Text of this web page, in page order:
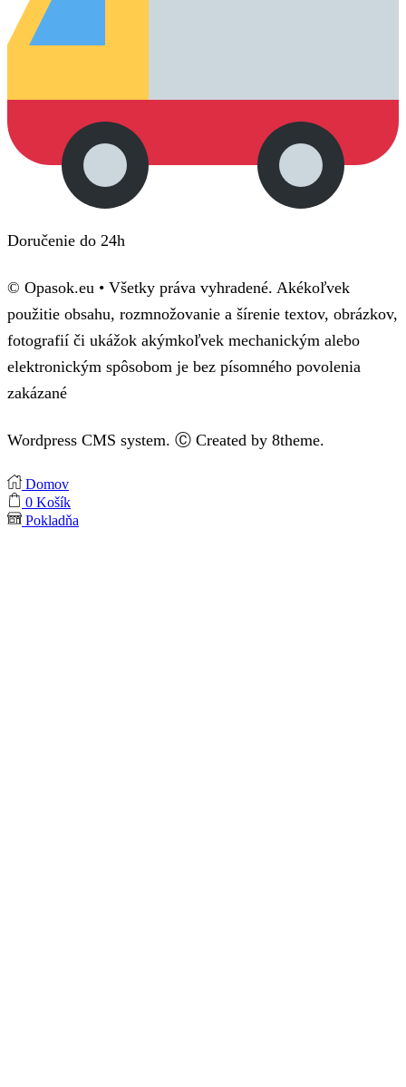
Doručenie do 24h
© Opasok.eu • Všetky práva vyhradené. Akékoľvek
použitie obsahu, rozmnožovanie a šírenie textov, obrázkov,
fotografií či ukážok akýmkoľvek mechanickým alebo
elektronickým spôsobom je bez písomného povolenia
zakázané
Wordpress CMS system. Ⓒ Created by 8theme.
Domov
0 Košík
Pokladňa